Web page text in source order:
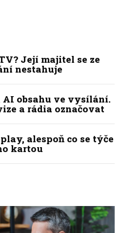
Její majitel se ze
nestahuje
AI obsahu ve vysílání.
a rádia označovat
alespoň co se týče
kartou